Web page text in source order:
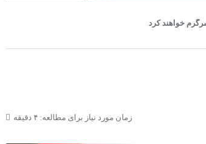
زمان مورد نیاز برای مطالعه: ۴ دقیقه
بسته 6 عددی